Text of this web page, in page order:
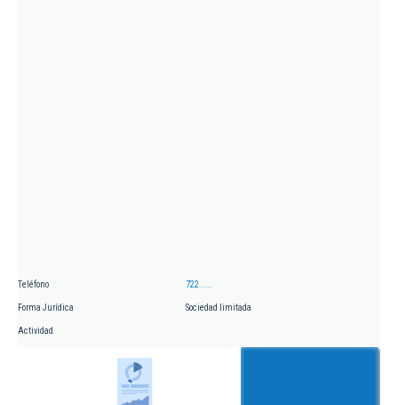
Teléfono 722.....
Forma Jurídica Sociedad limitada
Actividad